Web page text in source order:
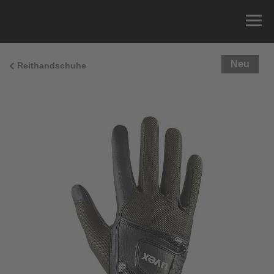
Reithandschuhe Neu
Sie können einfach Ihren Handumfang messen und
die richtige Größe aus der Größentabelle unten
x Umfang
15.0 cm
15.5 cm